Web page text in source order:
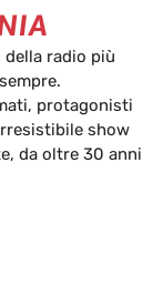
radio più
protagonisti
show
da oltre 30 anni